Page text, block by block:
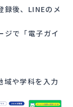
録後、LINEのメ
ジで「電子ガイ
域や学科を入力